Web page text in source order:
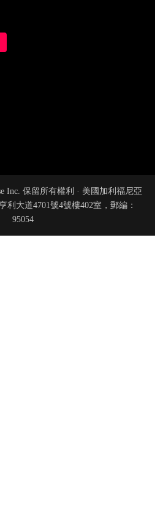
Inc. 保留所有權利 · 美國加利福尼亞
利大道4701號4號樓402室，郵編：
95054